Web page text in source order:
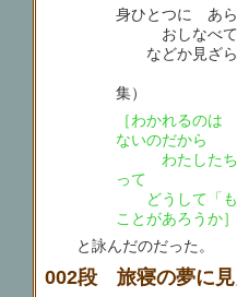
身ひとつに あ
おしなべて
などか見ざ
亭子
集）
［わかれるの
ないのだから
わたしたち
って
どうして「も
ことがあろうか］
と詠んだのだった。
002段 旅寝の夢に見